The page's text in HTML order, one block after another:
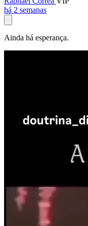
há 2 semanas
Ainda há esperança.